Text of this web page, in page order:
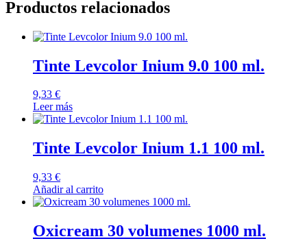
Productos relacionados
Tinte Levcolor Inium 9.0 100 ml.
9,33 €
Leer más
Tinte Levcolor Inium 1.1 100 ml.
9,33 €
Añadir al carrito
Oxicream 30 volumenes 1000 ml.